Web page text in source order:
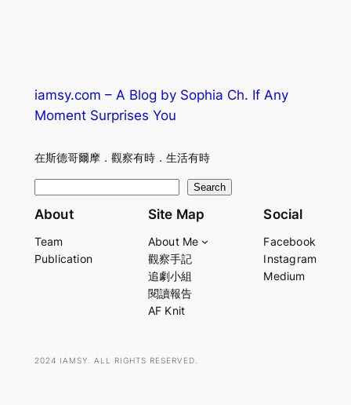
iamsy.com – A Blog by Sophia Ch. If Any
Moment Surprises You
在斯德哥爾摩．觀察有時．生活有時
e
r
Search
About
Team
Publication
Site Map
About Me
觀察手記
追劇小組
閱讀報告
AF Knit
Social
Facebook
Instagram
Medium
2024 IAMSY. ALL RIGHTS RESERVED.